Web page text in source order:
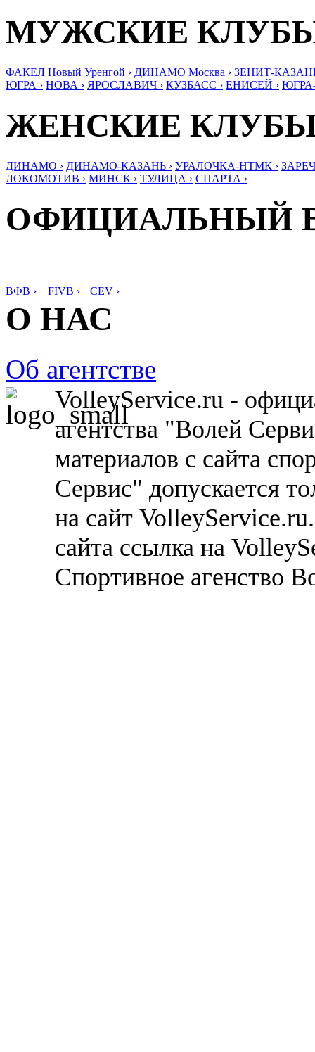
МУЖСКИЕ
ФАКЕЛ Новый Уренгой › ДИНАМО Москва › ЗЕНИТ-
ЮГРА › НОВА › ЯРОСЛАВИЧ › КУЗБАСС › ЕНИСЕЙ ›
ЖЕНСКИЕ
ДИНАМО › ДИНАМО-КАЗАНЬ › УРАЛОЧКА-НТМК ›
ЛОКОМОТИВ › МИНСК › ТУЛИЦА › СПАРТА ›
ОФИЦИАЛЬНЫЙ
ВФВ › FIVB › CEV ›
О НАС
Об агентстве
VolleyService.ru -
агентства "Волей
материалов с сайта
Сервис" допускается
на сайт
сайта ссылка на
Спортивное агенство